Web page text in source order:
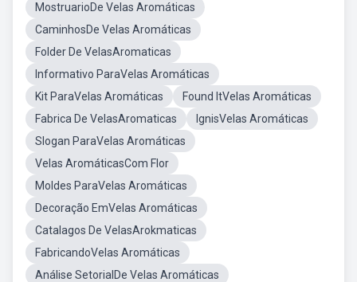
MostruarioDe Velas Aromáticas
CaminhosDe Velas Aromáticas
Folder De VelasAromaticas
Informativo ParaVelas Aromáticas
Kit ParaVelas Aromáticas
Found ItVelas Aromáticas
Fabrica De VelasAromaticas
IgnisVelas Aromáticas
Slogan ParaVelas Aromáticas
Velas AromáticasCom Flor
Moldes ParaVelas Aromáticas
Decoração EmVelas Aromáticas
Catalagos De VelasArokmaticas
FabricandoVelas Aromáticas
Análise SetorialDe Velas Aromáticas